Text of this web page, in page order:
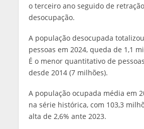
o terceiro ano seguido de
desocupação.
A população desocupada
pessoas em 2024, queda de 1,1
É o menor quantitativo de
desde 2014 (7 milhões).
A população ocupada média em
na série histórica, com 103,3
alta de 2,6% ante 2023.